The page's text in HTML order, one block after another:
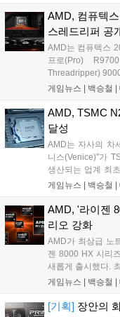
등록하여 사용 가
드 장패드 및 아크
AMD, 컴퓨텍
스레드리퍼 공
AMD는 컴퓨텍스
프로(Pro)
Threadripper)
새로운 혁신을 공
혁신적인 컴퓨팅
게임뉴스 | 백승철 |
AMD, TSMC
달성
AMD는 자사의 차
니스(Venice)"가
생산되는 업계 최
발표했다. 또한,
밝혔다. 내년 출시
드맵 추진에 있어
운 설계 아키텍처
TSMC의 반도체
게임뉴스 | 백승철 |
AMD, '라이젠
리오 강화
AMD가 최상급 노
젠 8000 HX 시리
새롭게 출시했다.
8000 HX 시리즈는
게임뉴스 | 백승철 |
[기획] 장안의